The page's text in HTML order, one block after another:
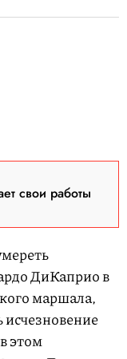
свои работы
ДиКаприо в
маршала,
исчезновение
этом